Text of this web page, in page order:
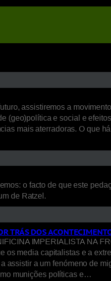
assistiremos a
(geo)política e social e
mais aterradoras. O que
o facto de que este
de Ratzel.
TRÁS DOS
IMPERIALISTA NA
media capitalistas e a
assistir a um fenómeno de
munições políticas e…